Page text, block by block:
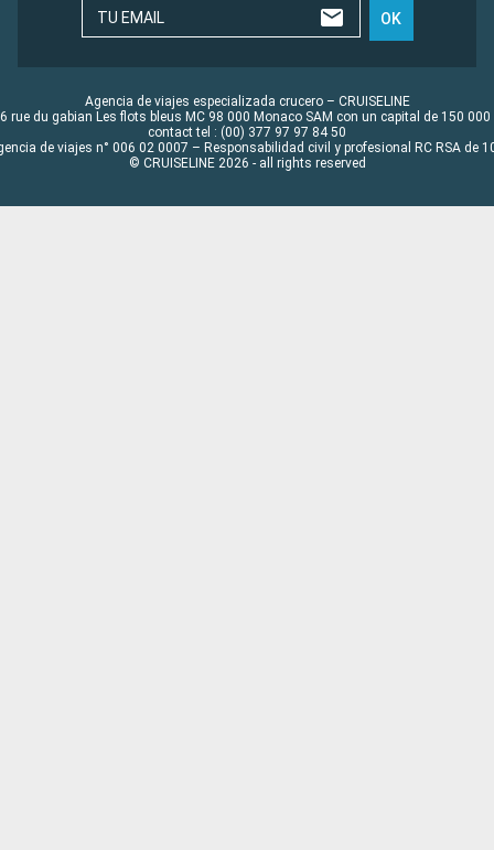
TU EMAIL OK
Agencia de viajes especializada crucero – CRUISELINE
rue du gabian Les flots bleus MC 98 000 Monaco SAM con un capital de 150 000
contact tel : (00) 377 97 97 84 50
de viajes n° 006 02 0007 – Responsabilidad civil y profesional RC RSA de
© CRUISELINE 2026 - all rights reserved